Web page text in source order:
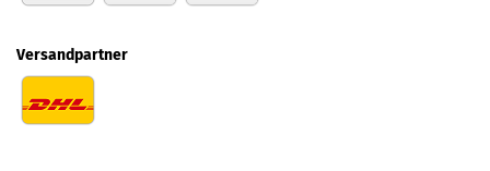
Versandpartner